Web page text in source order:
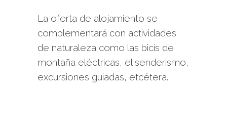
La oferta de alojamiento se
complementará con actividades
de naturaleza como las bicis de
montaña eléctricas, el senderismo,
excursiones guiadas, etcétera.